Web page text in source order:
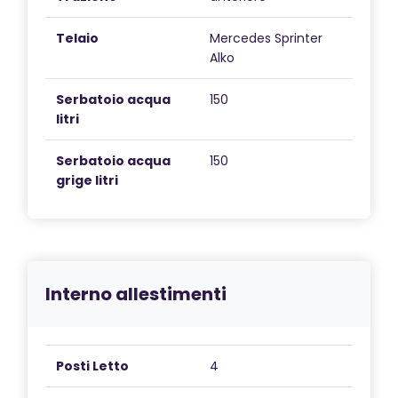
Telaio
Mercedes Sprinter
Alko
Serbatoio acqua
litri
150
Serbatoio acqua
grige litri
150
Interno allestimenti
Posti Letto 4